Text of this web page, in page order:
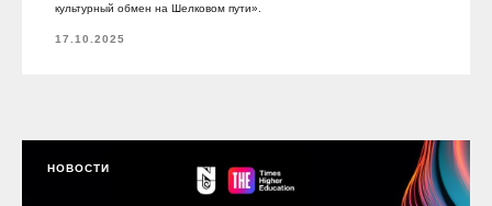
культурный обмен на Шелковом пути».
17.10.2025
НОВОСТИ